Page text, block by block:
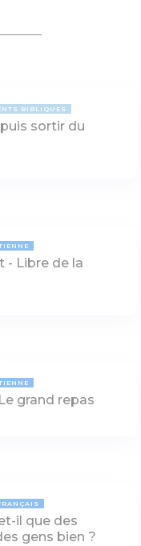
BIBLIQUES
sortir du
- Libre de la
grand repas
il que des
gens bien ?